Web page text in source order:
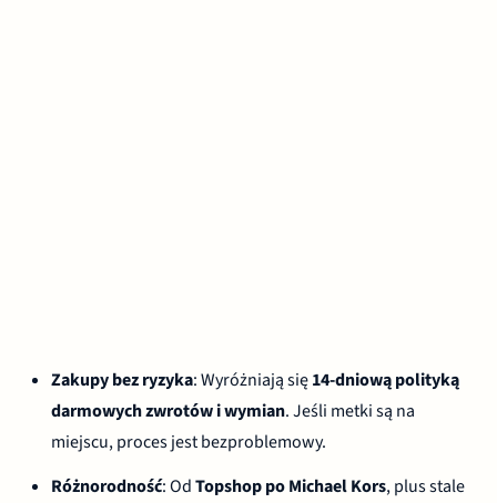
Zakupy bez ryzyka: Wyróżniają się14-dniową polityką
darmowych zwrotów i wymian. Jeśli metki są na
miejscu, proces jest bezproblemowy.
Różnorodność: OdTopshop po Michael Kors, plus stale